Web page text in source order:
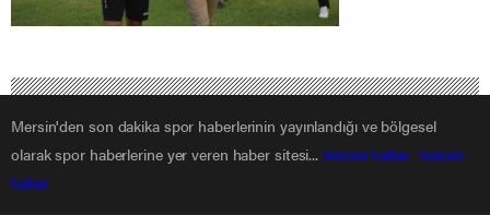
Mersin'den son dakika spor haberlerinin yayınlandığı ve bölgesel
olarak spor haberlerine yer veren haber sitesi... mersin haber mersin
haber